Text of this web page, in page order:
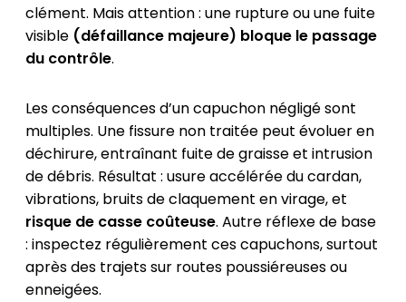
clément. Mais attention : une rupture ou une fuite
visible (défaillance majeure) bloque le passage
du contrôle.
Les conséquences d’un capuchon négligé sont
multiples. Une fissure non traitée peut évoluer en
déchirure, entraînant fuite de graisse et intrusion
de débris. Résultat : usure accélérée du cardan,
vibrations, bruits de claquement en virage, et
risque de casse coûteuse. Autre réflexe de base
: inspectez régulièrement ces capuchons, surtout
après des trajets sur routes poussiéreuses ou
enneigées.